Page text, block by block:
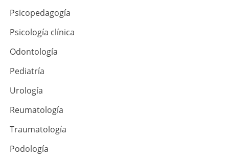
Psicopedagogía
Psicología clínica
Odontología
Pediatría
Urología
Reumatología
Traumatología
Podología